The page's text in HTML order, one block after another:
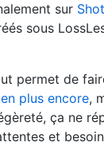
sur
sous
permet de
plus encore,
ça ne
et